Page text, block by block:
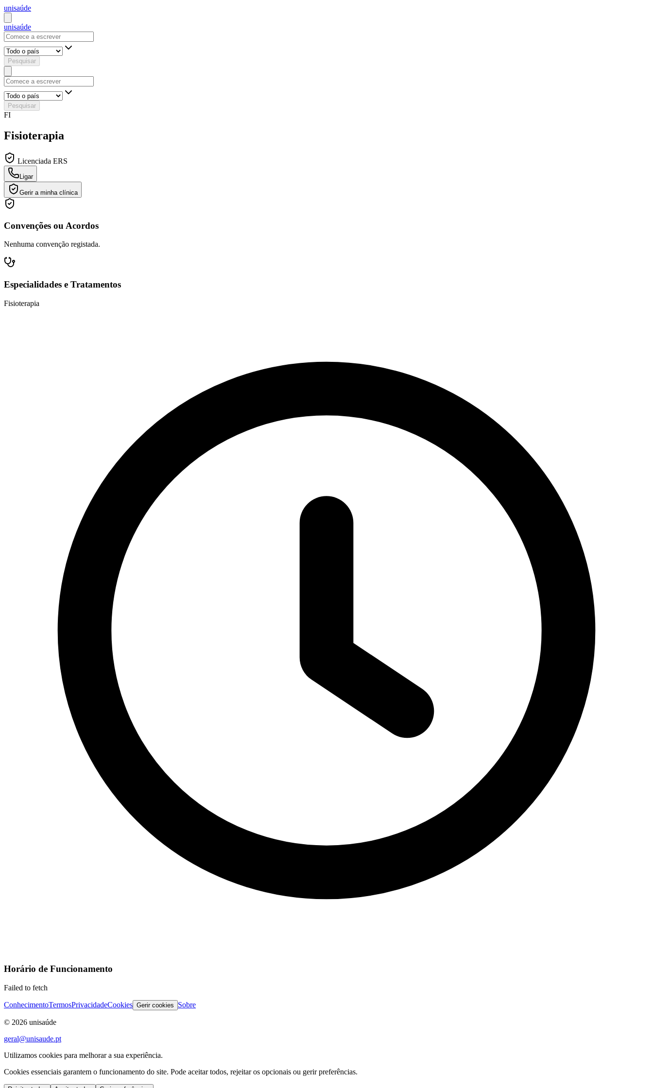
unisaúde
unisaúde
Pesquisar
Pesquisar
FI
Fisioterapia
Licenciada ERS
Ligar
Gerir a minha clínica
Convenções ou Acordos
Nenhuma convenção registada.
Especialidades e Tratamentos
Fisioterapia
Horário de Funcionamento
Failed to fetch
ConhecimentoTermosPrivacidadeCookies Gerir cookies Sobre
© 2026 unisaúde
geral@unisaude.pt
Utilizamos cookies para melhorar a sua experiência.
Cookies essenciais garantem o funcionamento do site. Pode aceitar todos, rejeitar os opcionais ou gerir preferências.